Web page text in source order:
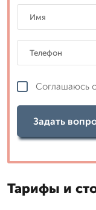
Соглашаюсь с
Задать
Тарифы и